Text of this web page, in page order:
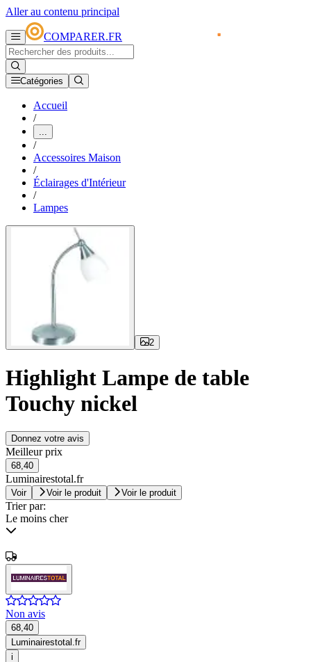
Aller au contenu principal
COMPARER.FR
Catégories
Accueil
/
...
/
Accessoires Maison
/
Éclairages d'Intérieur
/
Lampes
2
Highlight Lampe de table
Touchy nickel
Donnez votre avis
Meilleur prix
68,40
Luminairestotal.fr
Voir Voir le produit Voir le produit
Trier par:
Le moins cher
Non avis
68,40
Luminairestotal.fr
i